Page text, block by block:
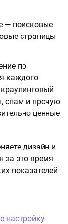
— поисковые
страницы
по
каждого
спам и прочую
ценные
дизайн и
за это время
показателей
настройку